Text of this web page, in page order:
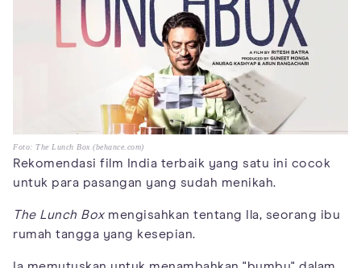
Foto: The Lunch Box (behance.com)
Rekomendasi film India terbaik yang satu ini cocok
untuk para pasangan yang sudah menikah.
The Lunch Boxmengisahkan tentang Ila, seorang ibu
rumah tangga yang kesepian.